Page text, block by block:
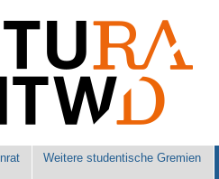
Weitere studentische Gremien